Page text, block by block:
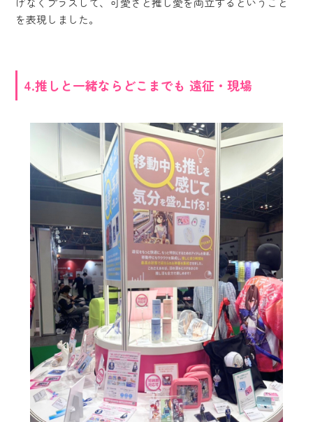
を表現しました。
4.推しと一緒ならどこまでも 遠征・現場